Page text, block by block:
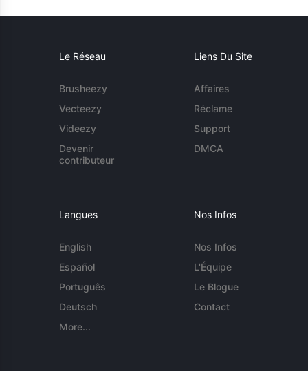
Le Réseau
Brusheezy
Vecteezy
Videezy
Devenir
contributeur
Liens Du Site
Affaires
Réclame
Support
DMCA
Langues
English
Español
Português
Deutsch
More...
Nos Infos
Nos Infos
L'Équipe
Le Blogue
Contact